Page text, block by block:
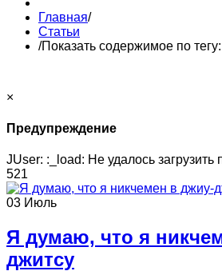
Главная/
Статьи
/Показать содержимое по
×
Предупреждение
JUser: :_load: Не удалось загрузить
521
03 Июль
Я думаю, что я
джитсу